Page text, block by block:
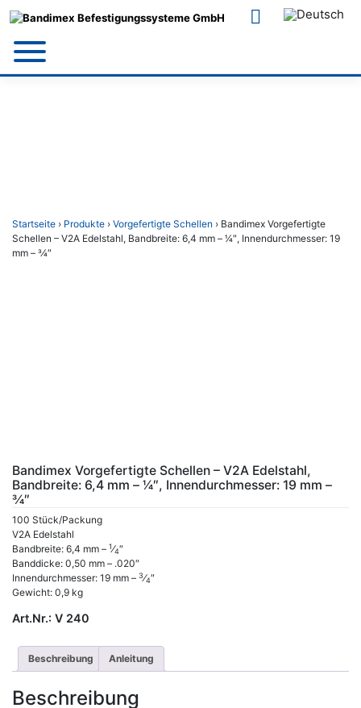
Startseite › Produkte › Vorgefertigte Schellen › Bandimex Vorgefertigte
Schellen – V2A Edelstahl, Bandbreite: 6,4 mm – 1⁄4″, Innendurchmesser: 19
mm – 3⁄4″
Bandimex Vorgefertigte Schellen – V2A Edelstahl,
Bandbreite: 6,4 mm – 1⁄4″, Innendurchmesser: 19 mm –
3⁄4″
100 Stück/Packung
V2A Edelstahl
Bandbreite: 6,4 mm – 1⁄4″
Banddicke: 0,50 mm – .020″
Innendurchmesser: 19 mm – 3⁄4″
Gewicht: 0,9 kg
Art.Nr.: V 240
Beschreibung Anleitung
Beschreibung